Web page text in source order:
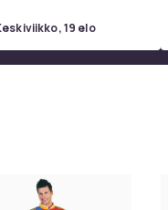
keskiviikko, 19 elo